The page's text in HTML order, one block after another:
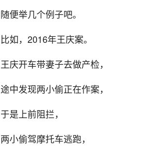
随便举几个例子吧。
比如，2016年王庆案。
王庆开车带妻子去做产检，
途中发现两小偷正在作案，
于是上前阻拦，
两小偷驾摩托车逃跑，